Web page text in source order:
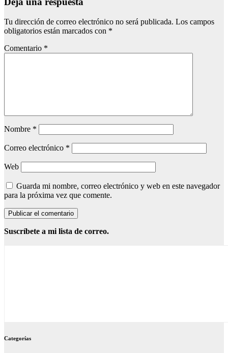
Tu dirección de correo electrónico no será publicada. Los campos
obligatorios están marcados con *
Comentario *
Nombre *
Correo electrónico *
Web
Guarda mi nombre, correo electrónico y web en este navegador
para la próxima vez que comente.
Suscríbete a mi lista de correo.
Categorías